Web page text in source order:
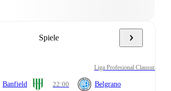
Spiele
Liga Profesional Clausura
Banfield 22:00 Belgrano